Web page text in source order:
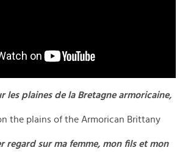
les plaines de la Bretagne armoricaine,
the plains of the Armorican Brittany
regard sur ma femme, mon fils et mon